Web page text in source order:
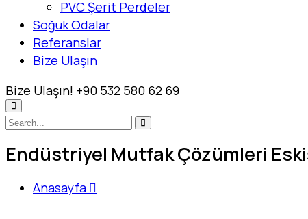
PVC Şerit Perdeler
Soğuk Odalar
Referanslar
Bize Ulaşın
Bize Ulaşın! +90 532 580 62 69
Endüstriyel Mutfak Çözümleri
Anasayfa